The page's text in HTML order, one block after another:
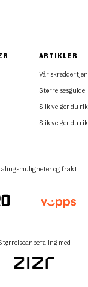
ARTIKLER
Vår
Størrelsesguide
Slik velger du
Slik velger du
og frakt
med